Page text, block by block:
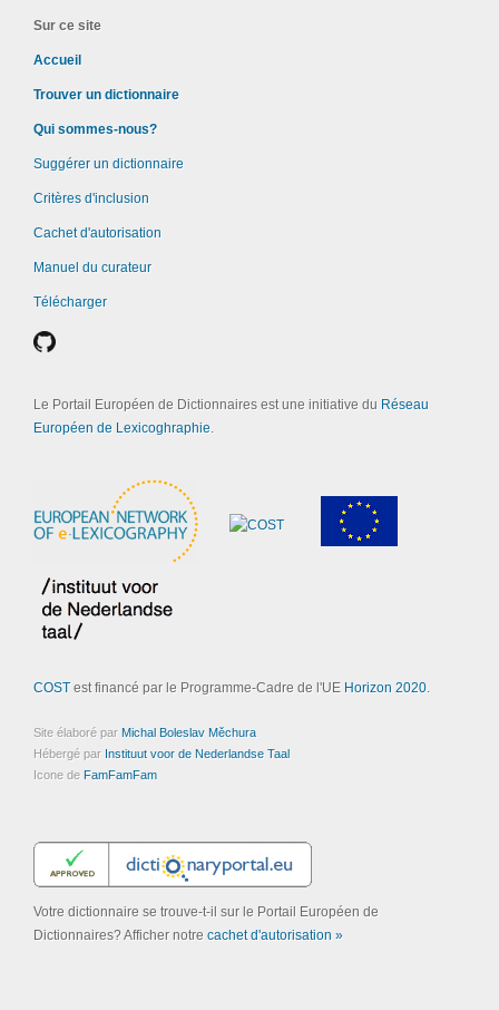
Sur ce site
Accueil
Trouver un dictionnaire
Qui sommes-nous?
Suggérer un dictionnaire
Critères d'inclusion
Cachet d'autorisation
Manuel du curateur
Télécharger
Le Portail Européen de Dictionnaires est une initiative du Réseau
Européen de Lexicoghraphie.
COSTest financé par le Programme-Cadre de l'UE Horizon 2020.
Site élaboré par Michal Boleslav Měchura
Hébergé par Instituut voor de Nederlandse Taal
Icone de FamFamFam
Votre dictionnaire se trouve-t-il sur le Portail Européen de
Dictionnaires? Afficher notre cachet d'autorisation »